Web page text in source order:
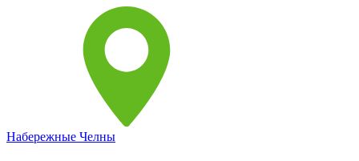
Набережные Челны